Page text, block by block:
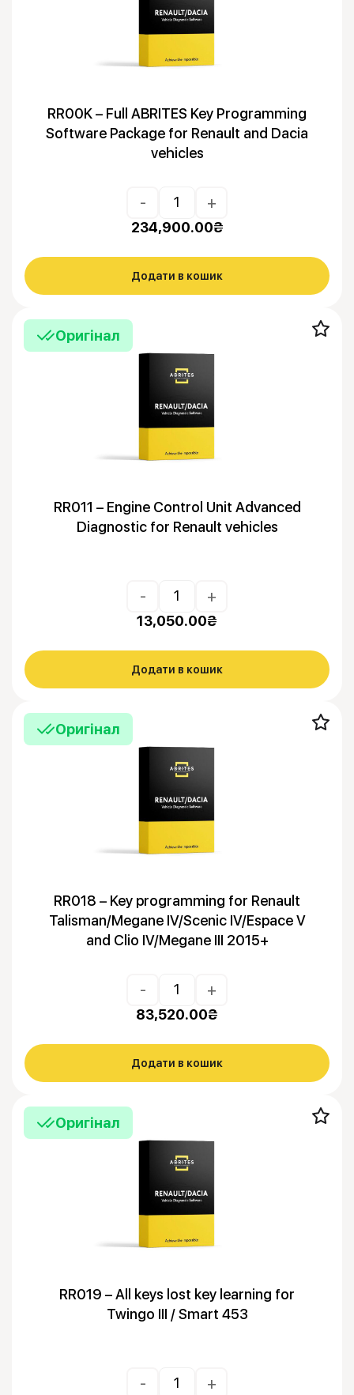
RR00K – Full ABRITES Key Programming
Software Package for Renault and Dacia
vehicles
- +
234,900.00₴
Додати в кошик
RR011 – Engine Control Unit Advanced
Diagnostic for Renault vehicles
- +
13,050.00₴
Додати в кошик
Оригінал
RR018 – Key programming for Renault
Talisman/Megane IV/Scenic IV/Espace V
and Clio IV/Megane III 2015+
- +
83,520.00₴
Додати в кошик
Оригінал
RR019 – All keys lost key learning for
Twingo III / Smart 453
- +
Оригінал